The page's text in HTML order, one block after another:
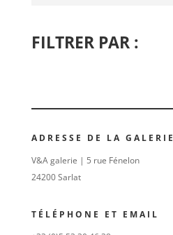
FILTRER PAR :
ADRESSE DE LA GALERIE
V&A galerie | 5 rue Fénelon
24200 Sarlat
TÉLÉPHONE ET EMAIL